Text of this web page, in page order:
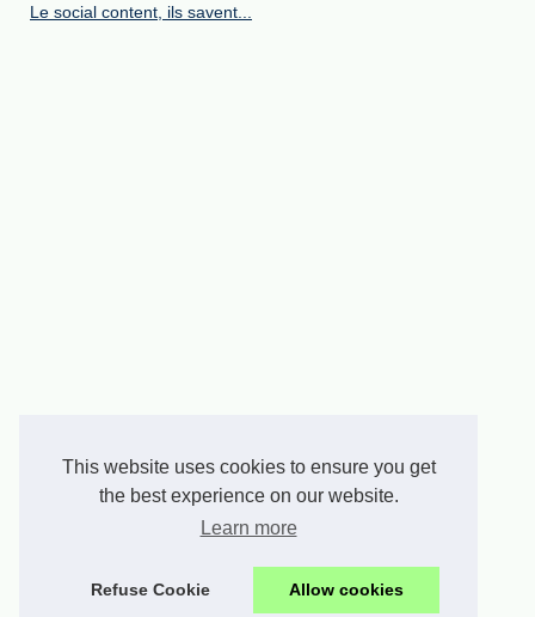
This website uses cookies to ensure you get
the best experience on our website.
Learn more
Refuse Cookie Allow cookies
Le social content, ils savent...